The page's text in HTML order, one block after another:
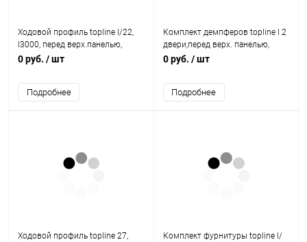
Ходовой профиль topline l/22,
l3000, перед верх.панелью,
перфорированный, алюминий
0 руб. / шт
Подробнее
Комплект демпферов topline l 2
двери,перед верх. панелью,
огранич. хода,закрыт. 9169651
0 руб. / шт
Подробнее
Ходовой профиль topline 27,
Комплект фурнитуры topline l/